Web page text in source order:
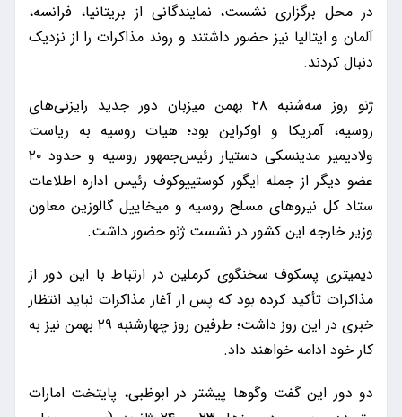
در محل برگزاری نشست، نمایندگانی از بریتانیا، فرانسه،
آلمان و ایتالیا نیز حضور داشتند و روند مذاکرات را از نزدیک
دنبال کردند.
ژنو روز سه‌شنبه ۲۸ بهمن میزبان دور جدید رایزنی‌های
روسیه، آمریکا و اوکراین بود؛ هیات روسیه به ریاست
ولادیمیر مدینسکی دستیار رئیس‌جمهور روسیه و حدود ۲۰
عضو دیگر از جمله ایگور کوستییوکوف رئیس اداره اطلاعات
ستاد کل نیروهای مسلح روسیه و میخاییل گالوزین معاون
وزیر خارجه این کشور در نشست ژنو حضور داشت.
دیمیتری پسکوف سخنگوی کرملین در ارتباط با این دور از
مذاکرات تأکید کرده بود که پس از آغاز مذاکرات نباید انتظار
خبری در این روز داشت؛ طرفین روز چهارشنبه ۲۹ بهمن نیز به
کار خود ادامه خواهند داد.
دو دور این گفت‌ وگوها پیشتر در ابوظبی، پایتخت امارات